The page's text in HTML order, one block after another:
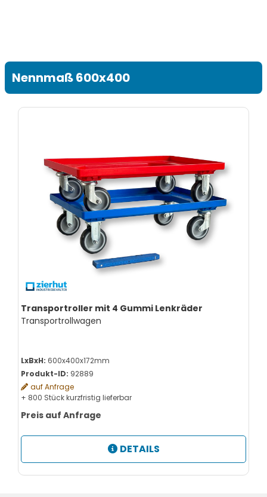
Nennmaß 600x400
Transportroller mit 4 Gummi Lenkräder
Transportrollwagen
LxBxH: 600x400x172mm
Produkt-ID: 92889
auf Anfrage
+ 800 Stück kurzfristig lieferbar
Preis auf Anfrage
DETAILS